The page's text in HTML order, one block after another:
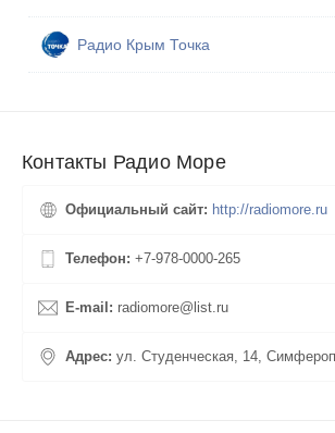
Радио Крым Точка
Контакты Радио Море
Официальный сайт: http://radiomore.ru
Телефон: +7-978-0000-265
E-mail: radiomore@list.ru
Адрес: ул. Студенческая, 14,